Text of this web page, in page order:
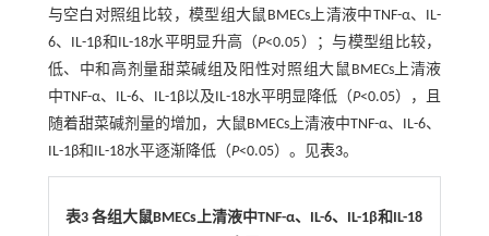
与空白对照组比较，模型组大鼠BMECs上清液中TNF-α、IL-
6、IL-1β和IL-18水平明显升高（P<0.05）；与模型组比较，
低、中和高剂量甜菜碱组及阳性对照组大鼠BMECs上清液
中TNF-α、IL-6、IL-1β以及IL-18水平明显降低（P<0.05），且
随着甜菜碱剂量的增加，大鼠BMECs上清液中TNF-α、IL-6、
IL-1β和IL-18水平逐渐降低（P<0.05）。见表3。
表3 各组大鼠BMECs上清液中TNF-α、IL-6、IL-1β和IL-18